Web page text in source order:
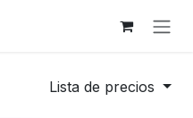
Lista de precios